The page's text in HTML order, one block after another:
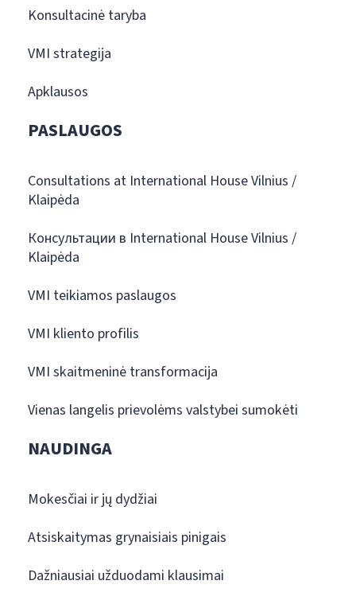
Konsultacinė taryba
VMI strategija
Apklausos
PASLAUGOS
Consultations at International House Vilnius /
Klaipėda
Консультации в International House Vilnius /
Klaipėda
VMI teikiamos paslaugos
VMI kliento profilis
VMI skaitmeninė transformacija
Vienas langelis prievolėms valstybei sumokėti
NAUDINGA
Mokesčiai ir jų dydžiai
Atsiskaitymas grynaisiais pinigais
Dažniausiai užduodami klausimai